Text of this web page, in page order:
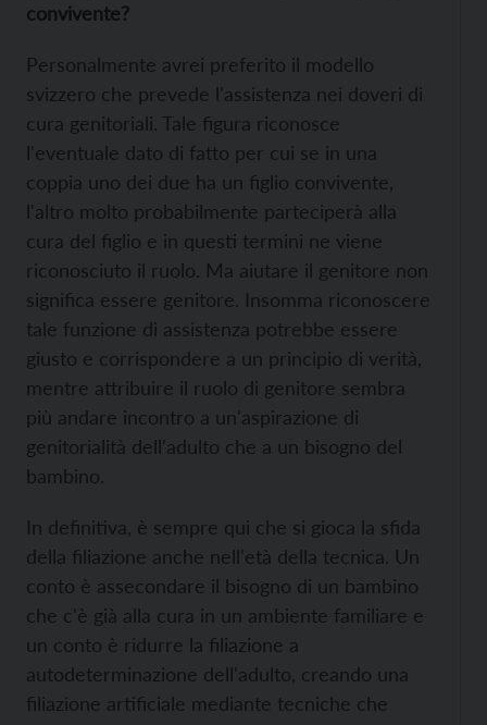
convivente?
Personalmente avrei preferito il modello
svizzero che prevede l'assistenza nei doveri di
cura genitoriali. Tale figura riconosce
l'eventuale dato di fatto per cui se in una
coppia uno dei due ha un figlio convivente,
l'altro molto probabilmente parteciperà alla
cura del figlio e in questi termini ne viene
riconosciuto il ruolo. Ma aiutare il genitore non
significa essere genitore. Insomma riconoscere
tale funzione di assistenza potrebbe essere
giusto e corrispondere a un principio di verità,
mentre attribuire il ruolo di genitore sembra
più andare incontro a un'aspirazione di
genitorialità dell'adulto che a un bisogno del
bambino.
In definitiva, è sempre qui che si gioca la sfida
della filiazione anche nell'età della tecnica. Un
conto è assecondare il bisogno di un bambino
che c'è già alla cura in un ambiente familiare e
un conto è ridurre la filiazione a
autodeterminazione dell'adulto, creando una
filiazione artificiale mediante tecniche che